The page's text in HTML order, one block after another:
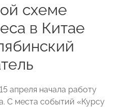
схеме
в Китае
апреля начала работу
С места событий «Курсу